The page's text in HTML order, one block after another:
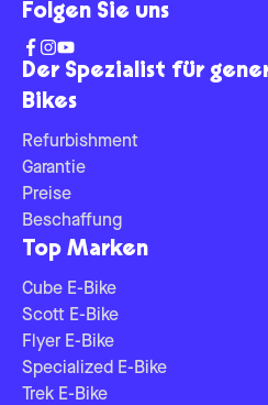
Der Spezialist für
Bikes
Refurbishment
Garantie
Preise
Beschaffung
Top Marken
Cube E-Bike
Scott E-Bike
Flyer E-Bike
Specialized E-Bike
Trek E-Bike
Folgen Sie uns